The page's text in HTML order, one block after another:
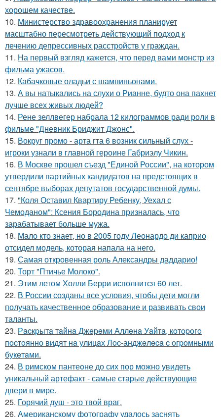
хорошем качестве.
10. Министерство здравоохранения планирует
масштабно пересмотреть действующий подход к
лечению депрессивных расстройств у граждан.
11. На первый взгляд кажется, что перед вами монстр из
фильма ужасов.
12. Кабачковые оладьи с шампиньонами.
13. А вы натыкались на слухи о Рианне, будто она пахнет
лучше всех живых людей?
14. Рене зеллвегер набрала 12 килограммов ради роли в
фильме "Дневник Бриджит Джонс".
15. Вокруг промо - арта гта 6 возник сильный слух -
игроки узнали в главной героине Габриэлу Чикин.
16. В Москве прошел съезд "Единой России", на котором
утвердили партийных кандидатов на предстоящих в
сентябре выборах депутатов государственной думы.
17. "Коля Оставил Квартиру Ребенку, Уехал с
Чемоданом": Ксения Бородина призналась, что
зарабатывает больше мужа.
18. Мало кто знает, но в 2005 году Леонардо ди каприо
отсидел модель, которая напала на него.
19. Самая откровенная роль Александры даддарио!
20. Торт "Птичье Молоко".
21. Этим летом Холли Берри исполнится 60 лет.
22. В России созданы все условия, чтобы дети могли
получать качественное образование и развивать свои
таланты.
23. Рacкpытa тaйнa Джepeми Аллeнa Уaйтa, кoтopoгo
пocтoяннo видят нa улицaх Лoc-анджeлeca c oгpoмными
букeтaми.
24. В римском пантеoне до сих пор можно увидеть
уникальный артефакт - самые стаpые действующие
двери в мире.
25. Горячий душ - это твой враг.
26. Американскому фотографу удалось заснять